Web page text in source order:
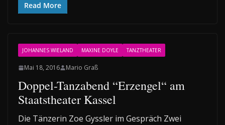
Read More
JOHANNES WIELAND MAXINE DOYLE TANZTHEATER
Mai 18, 2016 Mario Graß
Doppel-Tanzabend “Erzengel“ am
Staatstheater Kassel
Die Tänzerin Zoe Gyssler im Gespräch Zwei